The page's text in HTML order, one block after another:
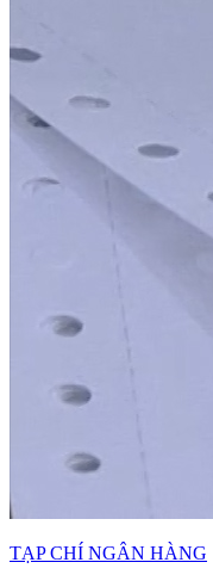
TẠP CHÍ NGÂN HÀNG